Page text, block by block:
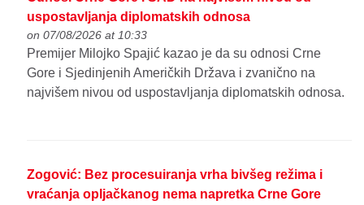
uspostavljanja diplomatskih odnosa
on 07/08/2026 at 10:33
Premijer Milojko Spajić kazao je da su odnosi Crne
Gore i Sjedinjenih Američkih Država i zvanično na
najvišem nivou od uspostavljanja diplomatskih odnosa.
Zogović: Bez procesuiranja vrha bivšeg režima i
vraćanja opljačkanog nema napretka Crne Gore